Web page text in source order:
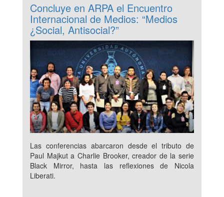
Concluye en ARPA el Encuentro
Internacional de Medios: “Medios
¿Social, Antisocial?”
Las conferencias abarcaron desde el tributo de
Paul Majkut a Charlie Brooker, creador de la serie
Black Mirror, hasta las reflexiones de Nicola
Liberati.